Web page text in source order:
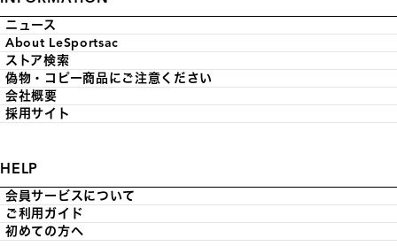
ニュース
About LeSportsac
ストア検索
偽物・コピー商品にご注意ください
会社概要
採用サイト
HELP
会員サービスについて
ご利用ガイド
初めての方へ